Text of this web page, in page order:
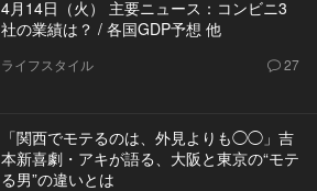
4月14日（火） 主要ニュース：コンビニ3
社の業績は？ / 各国GDP予想 他
ライフスタイル 27
「関西でモテるのは、外見よりも◯◯」吉
本新喜劇・アキが語る、大阪と東京の“モテ
る男”の違いとは